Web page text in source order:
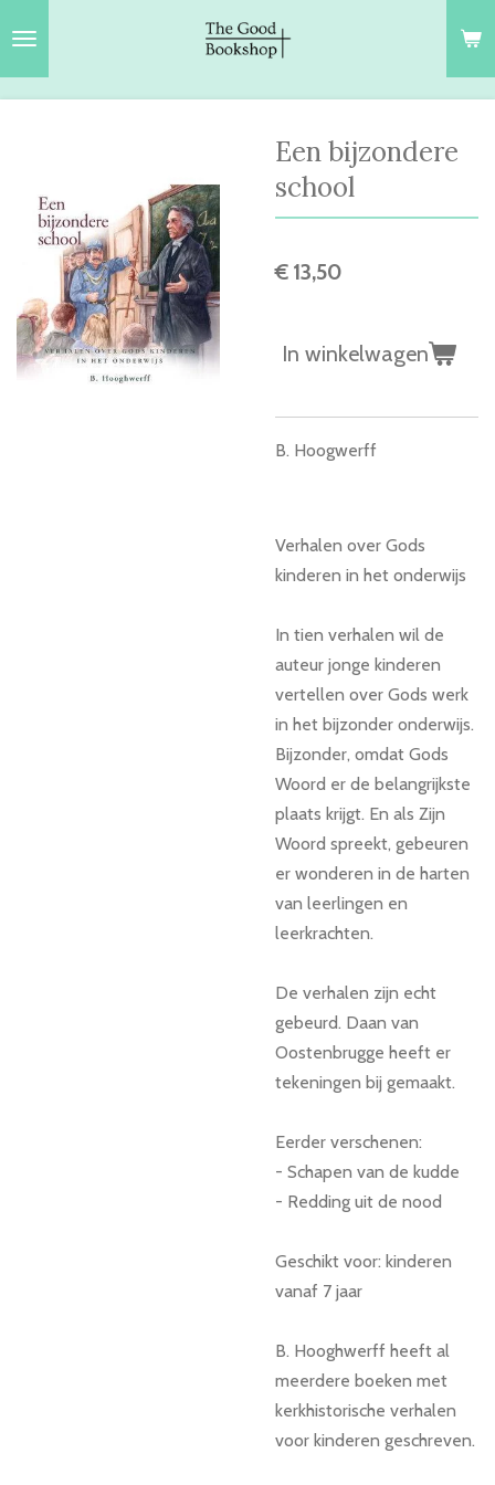
Een bijzondere
school
€ 13,50
In winkelwagen
B. Hoogwerff
Verhalen over Gods
kinderen in het onderwijs
In tien verhalen wil de
auteur jonge kinderen
vertellen over Gods werk
in het bijzonder onderwijs.
Bijzonder, omdat Gods
Woord er de belangrijkste
plaats krijgt. En als Zijn
Woord spreekt, gebeuren
er wonderen in de harten
van leerlingen en
leerkrachten.
De verhalen zijn echt
gebeurd. Daan van
Oostenbrugge heeft er
tekeningen bij gemaakt.
Eerder verschenen:
- Schapen van de kudde
- Redding uit de nood
Geschikt voor: kinderen
vanaf 7 jaar
B. Hooghwerff heeft al
meerdere boeken met
kerkhistorische verhalen
voor kinderen geschreven.